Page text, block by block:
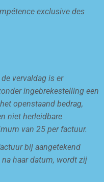
exclusive des
vervaldag is er
ingebrekestelling een
openstaand bedrag,
niet herleidbare
van 25 per factuur.
bij aangetekend
haar datum, wordt zij